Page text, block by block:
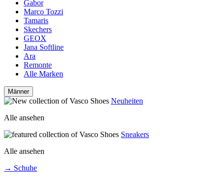
Gabor
Marco Tozzi
Tamaris
Skechers
GEOX
Jana Softline
Ara
Remonte
Alle Marken
Männer
Neuheiten
Alle ansehen
Sneakers
Alle ansehen
→ Schuhe